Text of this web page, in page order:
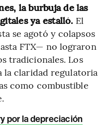
la burbuja de las
ya estalló. El
se agotó y colapsos
FTX— no lograron
tradicionales. Los
la claridad regulatoria
como combustible
por la depreciación